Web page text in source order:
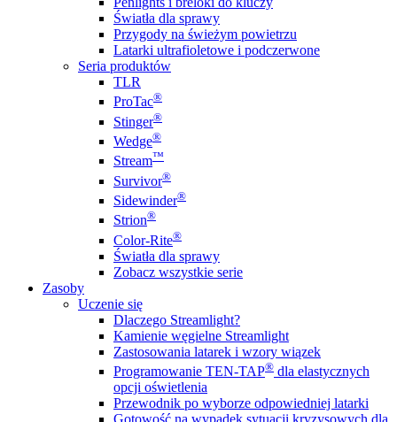
Światła dla sprawy
Przygody na świeżym powietrzu
Latarki ultrafioletowe i podczerwone
Seria produktów
TLR
ProTac®
Stinger®
Wedge®
Stream™
Survivor®
Sidewinder®
Strion®
Color-Rite®
Światła dla sprawy
Zobacz wszystkie serie
Zasoby
Uczenie się
Dlaczego Streamlight?
Kamienie węgielne Streamlight
Zastosowania latarek i wzory wiązek
Programowanie TEN-TAP® dla elastycznych
opcji oświetlenia
Przewodnik po wyborze odpowiedniej latarki
Gotowość na wypadek sytuacji kryzysowych dla